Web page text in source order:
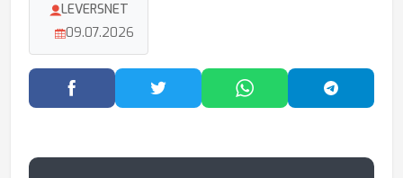
LEVERSNET
09.07.2026
Facebook'ta PaylaşTwitter'da PaylaşWhatsApp'ta Paylaş